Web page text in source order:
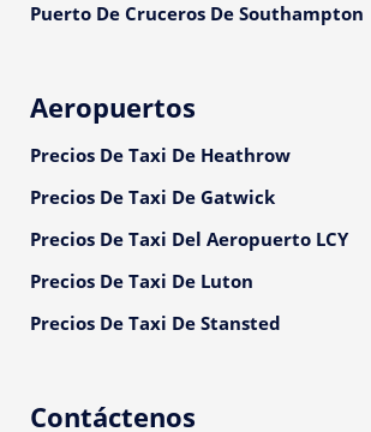
Puerto De Cruceros De Southampton
Aeropuertos
Precios De Taxi De Heathrow
Precios De Taxi De Gatwick
Precios De Taxi Del Aeropuerto LCY
Precios De Taxi De Luton
Precios De Taxi De Stansted
Contáctenos